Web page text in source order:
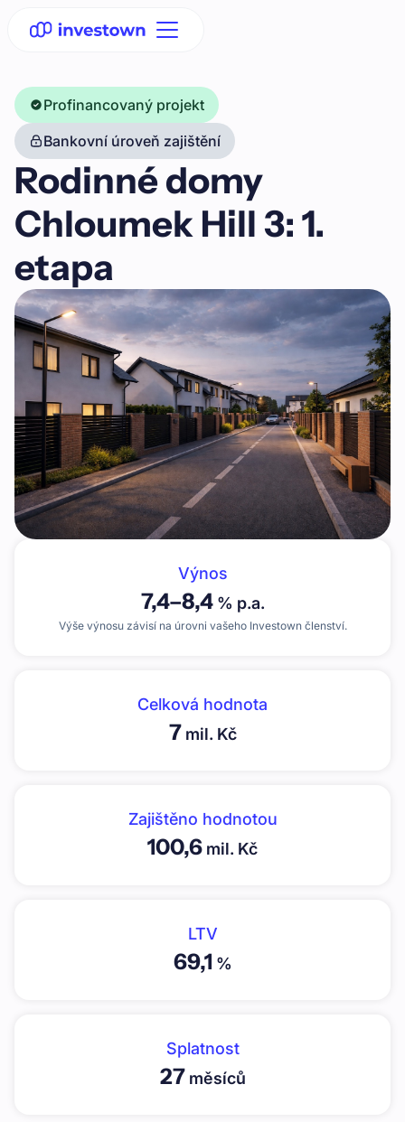
Profinancovaný projekt
Bankovní úroveň zajištění
Rodinné domy
Chloumek Hill 3: 1.
etapa
Výnos
7,4–8,4% p.a.
Výše výnosu závisí na úrovni vašeho Investown členství.
Celková hodnota
7 mil. Kč
Zajištěno hodnotou
100,6 mil. Kč
LTV
69,1 %
Splatnost
27 měsíců